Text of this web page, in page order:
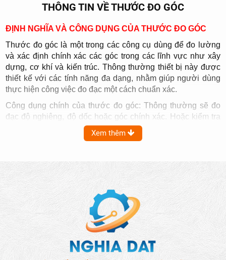
THÔNG TIN VỀ THƯỚC ĐO GÓC
ĐỊNH NGHĨA VÀ CÔNG DỤNG CỦA THƯỚC ĐO GÓC
Thước đo góc là một trong các công cụ dùng để đo lường
và xác định chính xác các góc trong các lĩnh vực như xây
dựng, cơ khí và kiến trúc. Thông thường thiết bị này được
thiết kế với các tính năng đa dạng, nhằm giúp người dùng
thực hiện công việc đo đạc một cách chuẩn xác.
Công dụng chính của thước đo góc: Thông thường sẽ đo
đạc độ nghiêng, độ dốc hoặc góc chính xác. Hoặc kiểm tra
và căn chỉnh các bộ phận trong cơ khí, xây dựng. Ngoài
ra còn được ứng dụng trong các công việc cần độ chính xác
Xem thêm